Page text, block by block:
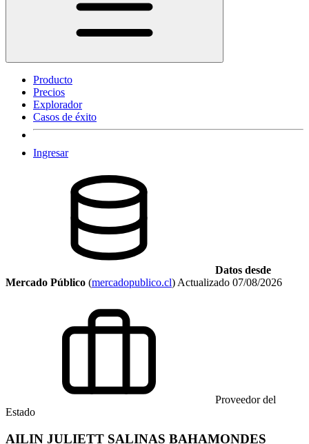
Producto
Precios
Explorador
Casos de éxito
Ingresar
Datos desde
Mercado Público (mercadopublico.cl) Actualizado 07/08/2026
Proveedor del
Estado
AILIN JULIETT SALINAS BAHAMONDES